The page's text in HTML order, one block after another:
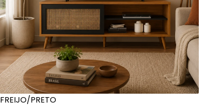
FREIJO/PRETO